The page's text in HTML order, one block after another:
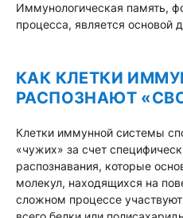
Иммунологическая память,
процесса, является основой
КАК КЛЕТКИ
РАСПОЗНАЮТ
Клетки иммунной системы
«чужих» за счет
распознавания, которые
молекул, находящихся на
сложном процессе